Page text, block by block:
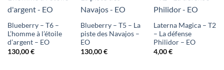
Ajouter
liste
d'envies
Blueberry – T6 –
L’homme à l’étoile
d’argent – EO
130,00€
Ajouter
liste
Blueberry – T5 – La
piste des Navajos –
EO
130,00€
Ajouter
liste
d'envies
Laterna Magica – T2
– La défense
Philidor – EO
4,00€